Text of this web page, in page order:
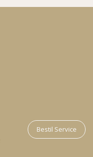
Bestil Service